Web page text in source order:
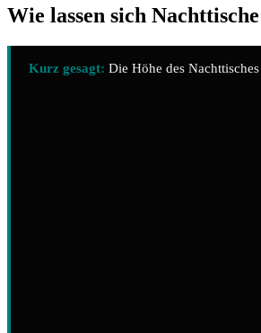
Wie lassen sich
Kurz gesagt: Die Höhe des